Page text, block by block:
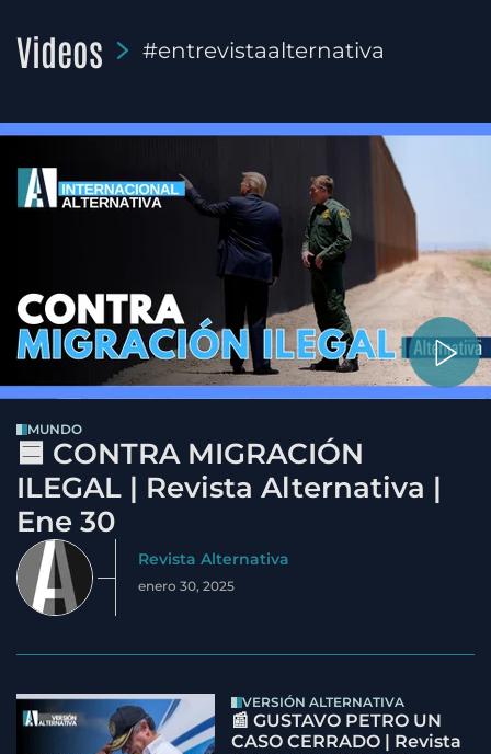
Videos #entrevistaalternativa
MUNDO
🟦 CONTRA MIGRACIÓN
ILEGAL | Revista Alternativa |
Ene 30
Revista Alternativa
enero 30, 2025
VERSIÓN ALTERNATIVA
📰 GUSTAVO PETRO UN
CASO CERRADO | Revista